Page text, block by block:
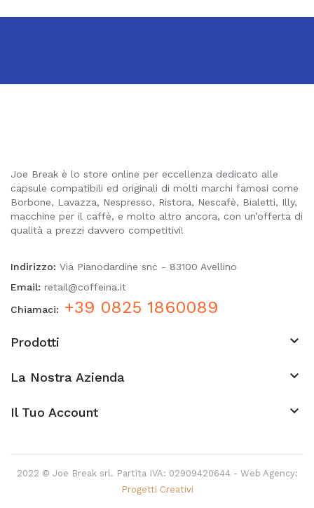
Joe Break è lo store online per eccellenza dedicato alle
capsule compatibili ed originali di molti marchi famosi come
Borbone, Lavazza, Nespresso, Ristora, Nescafè, Bialetti, Illy,
macchine per il caffè, e molto altro ancora, con un’offerta di
qualità a prezzi davvero competitivi!
Indirizzo: Via Pianodardine snc - 83100 Avellino
Email: retail@coffeina.it
Chiamaci:
+39 0825 1860089
Prodotti 
La Nostra Azienda 
Il Tuo Account keyboard_arrow_down
2022 © Joe Break srl. Partita IVA: 02909420644 - Web Agency:
Progetti Creativi